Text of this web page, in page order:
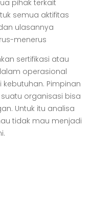
pihak terkait
semua aktifitas
ulasannya
menerus
sertifikasi atau
operasional
Pimpinan
organisasi bisa
Untuk itu analisa
tidak mau menjadi